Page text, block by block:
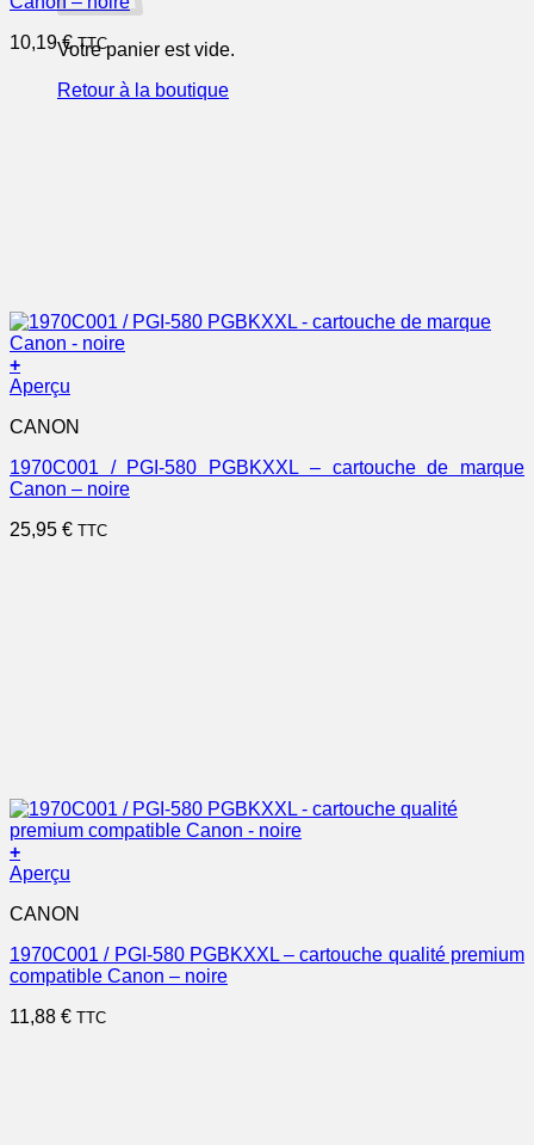
Votre panier est vide.
Retour à la boutique
10,19€ TTC
+
Aperçu
CANON
1970C001 / PGI-580 PGBKXXL – cartouche de marque
Canon – noire
25,95 € TTC
+
Aperçu
CANON
1970C001 / PGI-580 PGBKXXL – cartouche qualité premium
compatible Canon – noire
11,88 € TTC